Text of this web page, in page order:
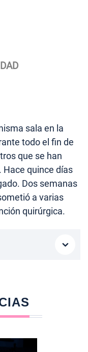
sala en la
todo el fin de
que se han
Hace quince días
Dos semanas
a varias
quirúrgica.